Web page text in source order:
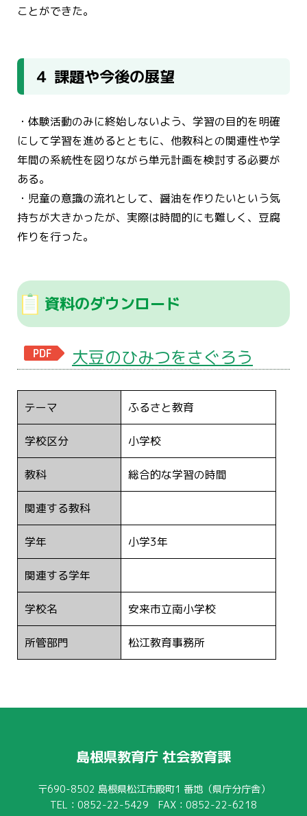
ことができた。
４ 課題や今後の展望
・体験活動のみに終始しないよう、学習の目的を明確
にして学習を進めるとともに、他教科との関連性や学
年間の系統性を図りながら単元計画を検討する必要が
ある。
・児童の意識の流れとして、醤油を作りたいという気
持ちが大きかったが、実際は時間的にも難しく、豆腐
作りを行った。
資料のダウンロード
大豆のひみつをさぐろう
テーマ ふるさと教育
学校区分 小学校
教科 総合的な学習の時間
関連する教科
学年 小学3年
関連する学年
学校名 安来市立南小学校
所管部門 松江教育事務所
島根県教育庁 社会教育課
〒690-8502 島根県松江市殿町1 番地（県庁分庁舎）
TEL：0852-22-5429 FAX：0852-22-6218